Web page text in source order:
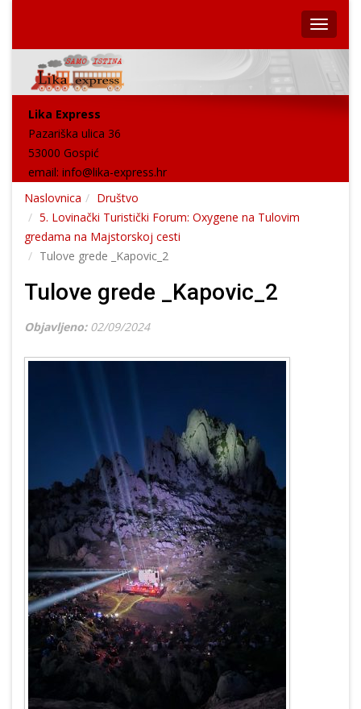
Lika Express
Pazariška ulica 36
53000 Gospić
email: info@lika-express.hr
Naslovnica
Društvo
5. Lovinački Turistički Forum: Oxygene na Tulovim
gredama na Majstorskoj cesti
Tulove grede _Kapovic_2
Tulove grede _Kapovic_2
Objavljeno: 02/09/2024